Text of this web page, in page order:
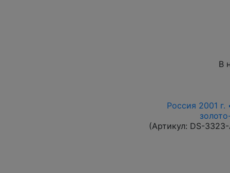
В
Россия 2001
(Артикул: DS-